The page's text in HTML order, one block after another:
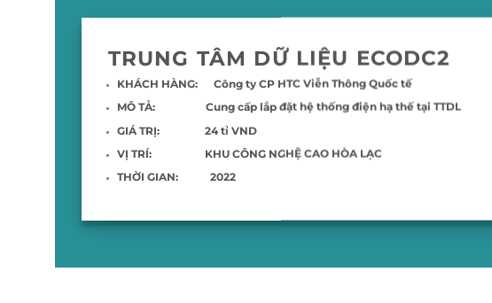
TRUNG TÂM DỮ LIỆU ECODC2
KHÁCH HÀNG:Công ty CP HTC Viễn Thông Quốc tế
MÔ TẢ:Cung cấp lắp đặt hệ thống điện hạ thế tại TTDL
GIÁ TRỊ:24 tỉ VND
VỊ TRÍ: KHU CÔNG NGHỆ CAO HÒA LẠC
THỜI GIAN:2022